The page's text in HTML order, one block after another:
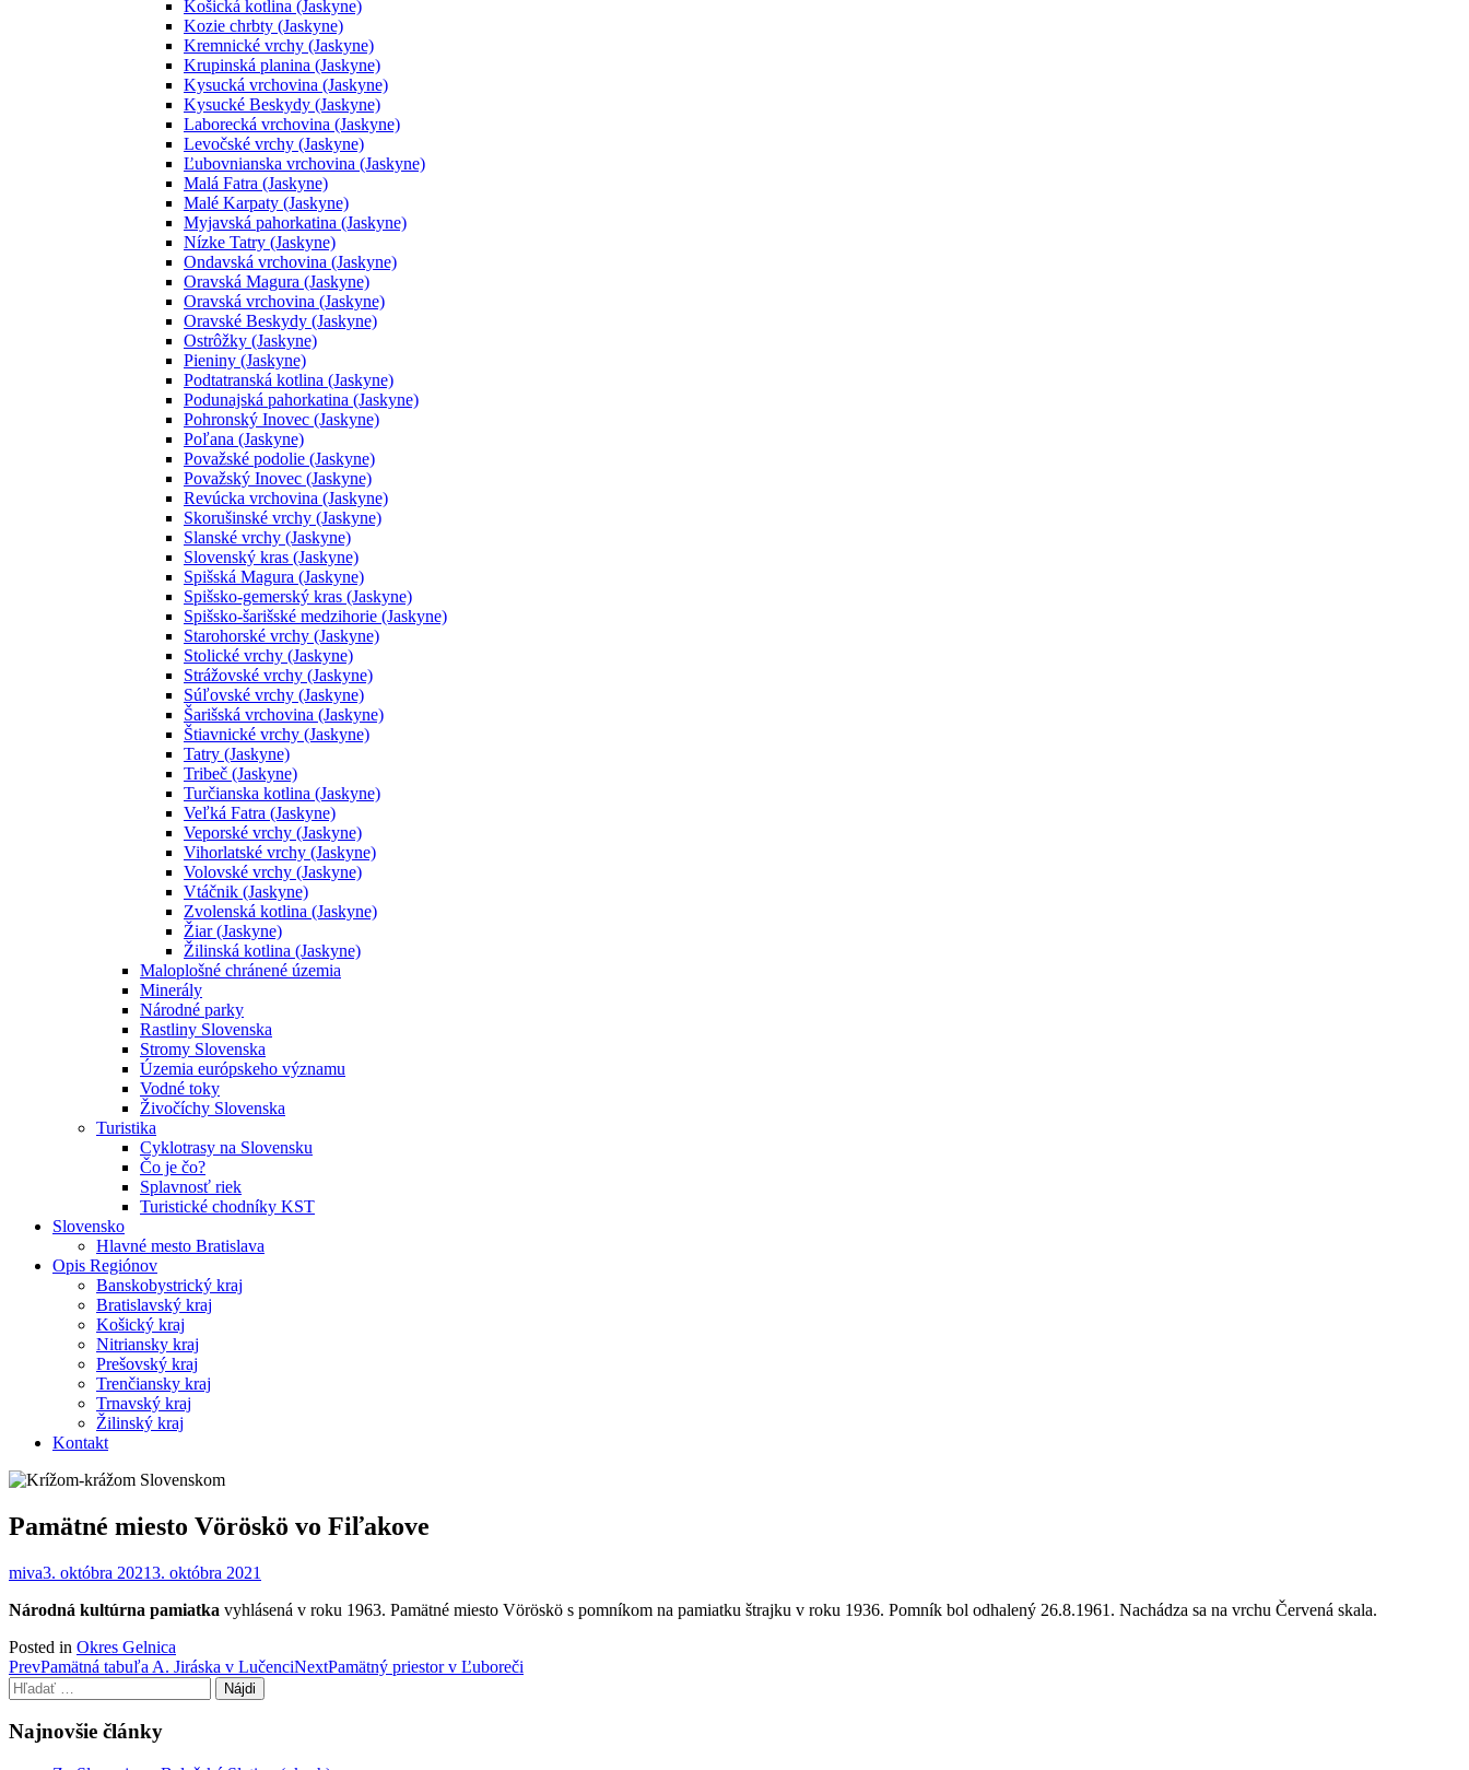
Košická kotlina (Jaskyne)
Kozie chrbty (Jaskyne)
Kremnické vrchy (Jaskyne)
Krupinská planina (Jaskyne)
Kysucká vrchovina (Jaskyne)
Kysucké Beskydy (Jaskyne)
Laborecká vrchovina (Jaskyne)
Levočské vrchy (Jaskyne)
Ľubovnianska vrchovina (Jaskyne)
Malá Fatra (Jaskyne)
Malé Karpaty (Jaskyne)
Myjavská pahorkatina (Jaskyne)
Nízke Tatry (Jaskyne)
Ondavská vrchovina (Jaskyne)
Oravská Magura (Jaskyne)
Oravská vrchovina (Jaskyne)
Oravské Beskydy (Jaskyne)
Ostrôžky (Jaskyne)
Pieniny (Jaskyne)
Podtatranská kotlina (Jaskyne)
Podunajská pahorkatina (Jaskyne)
Pohronský Inovec (Jaskyne)
Poľana (Jaskyne)
Považské podolie (Jaskyne)
Považský Inovec (Jaskyne)
Revúcka vrchovina (Jaskyne)
Skorušinské vrchy (Jaskyne)
Slanské vrchy (Jaskyne)
Slovenský kras (Jaskyne)
Spišská Magura (Jaskyne)
Spišsko-gemerský kras (Jaskyne)
Spišsko-šarišské medzihorie (Jaskyne)
Starohorské vrchy (Jaskyne)
Stolické vrchy (Jaskyne)
Strážovské vrchy (Jaskyne)
Súľovské vrchy (Jaskyne)
Šarišská vrchovina (Jaskyne)
Štiavnické vrchy (Jaskyne)
Tatry (Jaskyne)
Tribeč (Jaskyne)
Turčianska kotlina (Jaskyne)
Veľká Fatra (Jaskyne)
Veporské vrchy (Jaskyne)
Vihorlatské vrchy (Jaskyne)
Volovské vrchy (Jaskyne)
Vtáčnik (Jaskyne)
Zvolenská kotlina (Jaskyne)
Žiar (Jaskyne)
Žilinská kotlina (Jaskyne)
Maloplošné chránené územia
Minerály
Národné parky
Rastliny Slovenska
Stromy Slovenska
Územia európskeho významu
Vodné toky
Živočíchy Slovenska
Turistika
Cyklotrasy na Slovensku
Čo je čo?
Splavnosť riek
Turistické chodníky KST
Slovensko
Hlavné mesto Bratislava
Opis Regiónov
Banskobystrický kraj
Bratislavský kraj
Košický kraj
Nitriansky kraj
Prešovský kraj
Trenčiansky kraj
Trnavský kraj
Žilinský kraj
Kontakt
Pamätné miesto Vöröskö vo Fiľakove
miva3. októbra 20213. októbra 2021
Národná kultúrna pamiatka vyhlásená v roku 1963. Pamätné miesto Vöröskö s pomníkom na pamiatku štrajku v roku 1936. Pomník bol odhalený 26.8.1961. Nachádza sa na vrchu Červená skala.
Posted in Okres Gelnica
Post
navigation
PrevPamätná tabuľa A. Jiráska v LučenciNextPamätný priestor v Ľuboreči
Hľadať:
Najnovšie články